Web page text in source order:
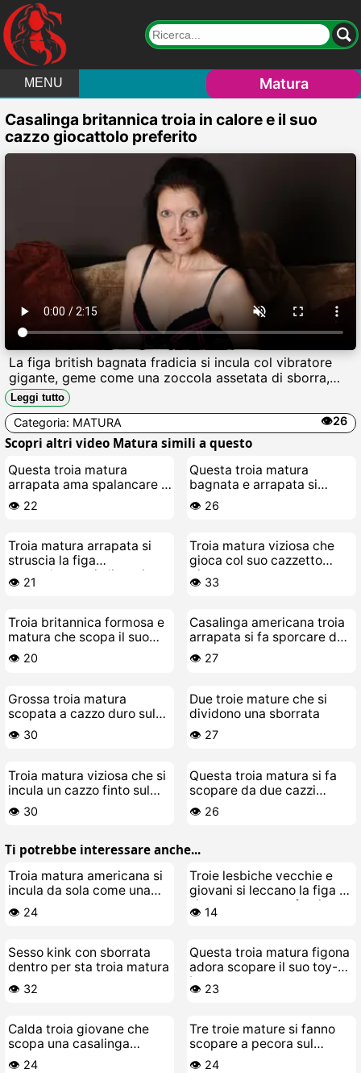
MENU Matura
Casalinga britannica troia in calore e il suo
cazzo giocattolo preferito
La figa british bagnata fradicia si incula col vibratore
gigante, geme come una zoccola assetata di sborra,
succhia il dildo fino in gola e si scopa il culo
spalancato, troia vogliosa di cazzi veri.
Leggi tutto
Categoria: MATURA 👁️26
Scopri altri video Matura simili a questo
Questa troia matura
arrapata ama spalancare il
culo
👁️ 22
Questa troia matura
bagnata e arrapata si
masturba
👁️ 26
Troia matura arrapata si
struscia la figa
sensualmente in lingerie
👁️ 21
Troia matura viziosa che
gioca col suo cazzetto
giovane
👁️ 33
Troia britannica formosa e
matura che scopa il suo
toy-boy
👁️ 20
Casalinga americana troia
arrapata si fa sporcare dal
cazzo
👁️ 27
Grossa troia matura
scopata a cazzo duro sul
letto
👁️ 30
Due troie mature che si
dividono una sborrata
👁️ 27
Troia matura viziosa che si
incula un cazzo finto sul
divano
👁️ 30
Questa troia matura si fa
scopare da due cazzi
grossi in figa e culo
👁️ 26
Ti potrebbe interessare anche...
Troia matura americana si
incula da sola come una
pazza
👁️ 24
Troie lesbiche vecchie e
giovani si leccano la figa e
si scopano senza freni
👁️ 14
Sesso kink con sborrata
dentro per sta troia matura
👁️ 32
Questa troia matura figona
adora scopare il suo toy-
boy cazzaro
👁️ 23
Calda troia giovane che
scopa una casalinga
lesbica arrapata
👁️ 24
Tre troie mature si fanno
scopare a pecora sul
divano
👁️ 24